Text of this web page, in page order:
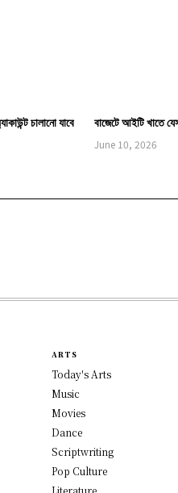
চালানো যাবে বাজেটে আইটি খাতে
June 10, 2026
ARTS
Today's Arts
Music
Movies
Dance
Scriptwriting
Pop Culture
Literature